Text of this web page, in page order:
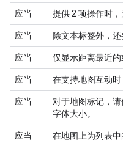
应当 提供 2 项操作时
应当 除文本标签外，
应当 仅显示距离最近的
应当 在支持地图互动时
应当
对于地图标记，
字体大小。
应当 在地图上为列表中